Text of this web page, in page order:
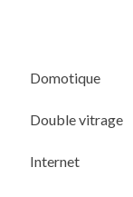
Domotique
Double vitrage
Internet